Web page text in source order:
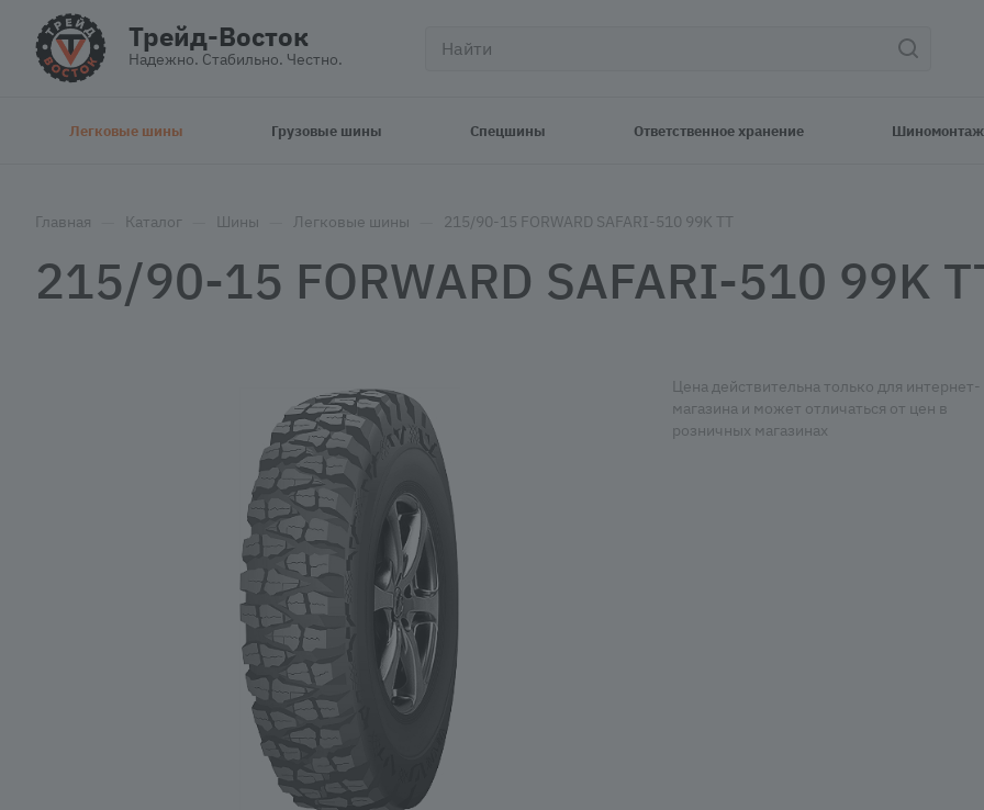
Трейд-Восток
Надежно. Стабильно. Честно.
Легковые шины Грузовые шины Спецшины Ответственное хранение Шиномонтаж
Главная Каталог Шины Легковые шины 215/90-15 FORWARD SAFARI-510 99K TT
215/90-15 FORWARD SAFARI-510 99K
Цена действительна только для интернет-
магазина и может отличаться от цен в
розничных магазинах